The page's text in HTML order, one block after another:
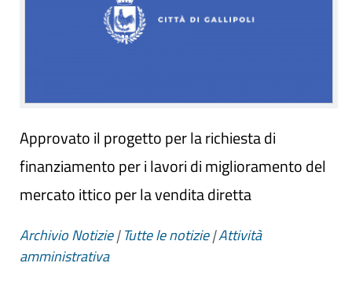
Approvato il progetto per la richiesta di
finanziamento per i lavori di miglioramento del
mercato ittico per la vendita diretta
Archivio Notizie|Tutte le notizie|Attività
amministrativa